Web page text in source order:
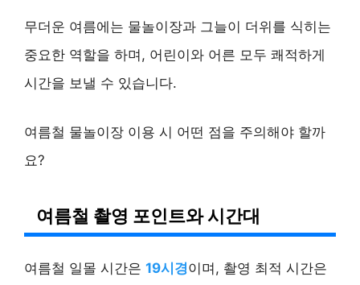
무더운 여름에는 물놀이장과 그늘이 더위를 식히는
중요한 역할을 하며, 어린이와 어른 모두 쾌적하게
시간을 보낼 수 있습니다.
여름철 물놀이장 이용 시 어떤 점을 주의해야 할까
요?
여름철 촬영 포인트와 시간대
여름철 일몰 시간은 19시경이며, 촬영 최적 시간은